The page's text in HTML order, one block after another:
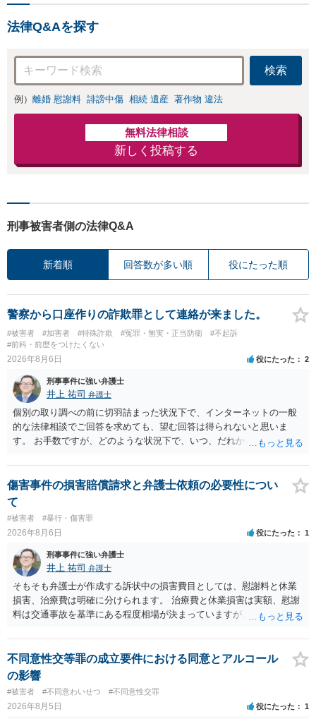
法律Q&Aを探す
検索
例） 離婚 慰謝料 誹謗中傷 相続 遺産 著作物 違法
無料法律相談
新しく投稿する
刑事被害者側の法律Q&A
新着順 回答数が多い順 役にたった順
警察から口座作りの詐欺罪として連絡が来ました。
#被害者 #加害者 #特殊詐欺 #冤罪・無実・正当防衛
#不起訴
#前科・前歴をつけたくない
2026年8月6日 役にたった 2
刑事事件に強い弁護士
井上 祐司 弁護士
個別の取り調べの前に切羽詰まった状況下で、インターネットの一般
的な法律相談でご回答を求めても、望む回答は得られないと思いま
す。 お手数ですが、どのような状況下で、いつ、だれからどのような
の程度だと聞いているのかということについて、お近くで詳細な法律
相談を受けられたうえで対処方法を探された方がよいと思われます。
一般論でいえば、任意取り調べの場合、ＩＣレコーダーを持参して取
り調べ内容を録音することは必須だと考えます。
傷害事件の損害賠償請求と弁護士依頼の必要性につい
て
#被害者 #暴行・傷害罪
2026年8月6日 役にたった 1
刑事事件に強い弁護士
井上 祐司 弁護士
そもそも弁護士が作成する訴状中の損害費目としては、慰謝料と休業
損害、治療費は明確に分けられます。 治療費と休業損害は実額、慰謝
料は交通事故を基準にある程度相場が決まっていますが、全治１０日
ます。 そうすると、弁護士に依頼した場合はおそらく高い確率で費用
倒れ（回収しても全額弁護士費用となる）となる可能性が高いものと
予想します。 本人訴訟で進める場合には、すでに刑事手続が終了して
いる以上、相手方に資力がないことが多く回収できないケースが多い
（そのため、刑事事件の手続き中に、不本意ではあっても加害者の身
体拘束と、処分待ちという状況を利用して、被害弁償を受けておくこ
不同意性交等罪の成立要件における同意とアルコール
の影響
#被害者 #不同意わいせつ #不同意性交罪
2026年8月5日 役にたった 1